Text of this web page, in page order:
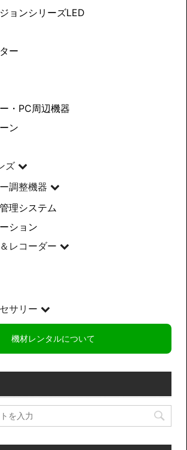
ョンシリーズLED
ー
・PC周辺機器
ン
ズ
調整機器
理システム
ション
レコーダー
サリー
機材レンタルについて